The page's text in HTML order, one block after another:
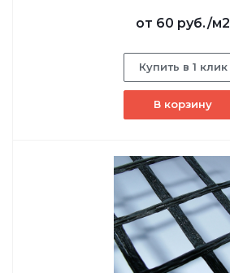
от 60 руб./м2
Купить в 1 клик
В корзину